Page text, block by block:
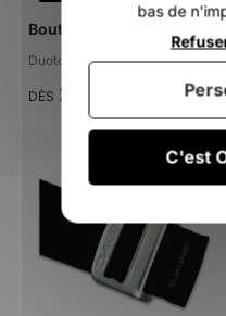
Duotone
DÈS 28,99 €
bas de
C'est